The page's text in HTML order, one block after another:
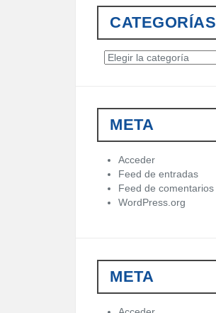
CATEGORÍAS
C
r
a
s
META
Acceder
Feed de entradas
Feed de comentarios
WordPress.org
META